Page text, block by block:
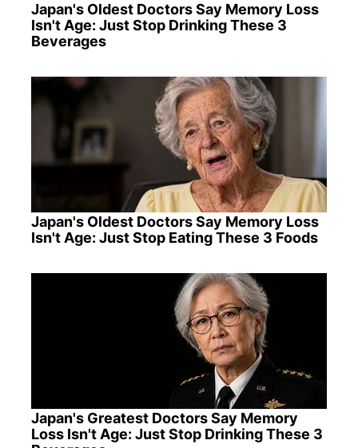
Japan's Oldest Doctors Say Memory Loss
Isn't Age: Just Stop Drinking These 3
Beverages
Japan's Oldest Doctors Say Memory Loss
Isn't Age: Just Stop Eating These 3 Foods
Japan's Greatest Doctors Say Memory
Loss Isn't Age: Just Stop Drinking These 3